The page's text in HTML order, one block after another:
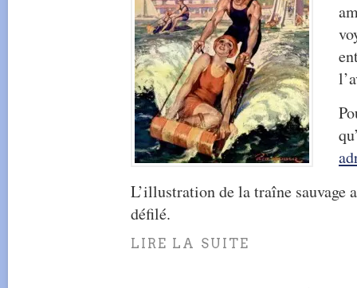
L’illustration de la traîne sauvage
défilé.
LIRE LA SUITE